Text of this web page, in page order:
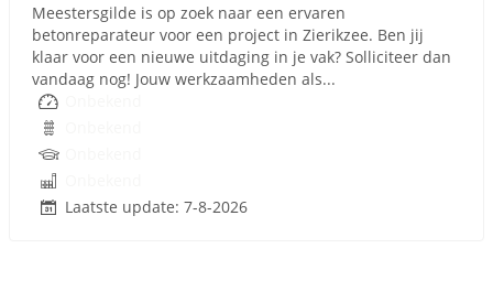
Meestersgilde is op zoek naar een ervaren
betonreparateur voor een project in Zierikzee. Ben jij
klaar voor een nieuwe uitdaging in je vak? Solliciteer dan
vandaag nog! Jouw werkzaamheden als...
Laatste update: 7-8-2026